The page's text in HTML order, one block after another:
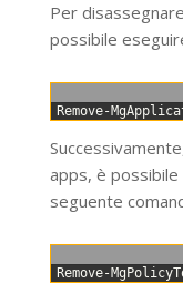
Per
possibile
Remove-
apps, è
seguente
Remove-